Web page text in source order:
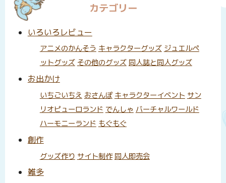
カテゴリー
いろいろレビュー
アニメのかんそう キャラクターグッズ ジュエルペ
ットグッズ その他のグッズ 同人誌と同人グッズ
お出かけ
いちごいちえ おさんぽ キャラクターイベント サン
リオピューロランド でんしゃ バーチャルワールド
ハーモニーランド もぐもぐ
創作
グッズ作り サイト制作 同人即売会
雑多